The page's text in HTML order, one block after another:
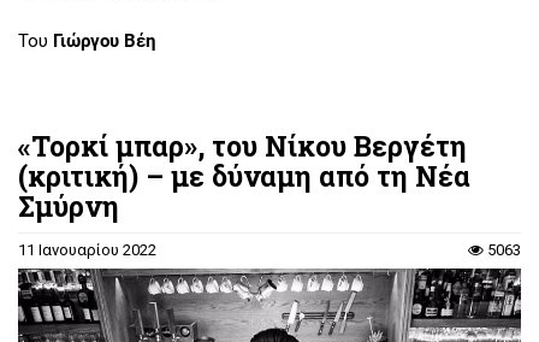
Του Γιώργου Βέη
«Τορκί μπαρ», του Νίκου Βεργέτη
(κριτική) – με δύναμη από τη Νέα
Σμύρνη
11 Ιανουαρίου 2022 5063